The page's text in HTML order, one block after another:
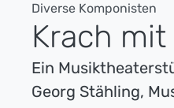
Diverse Komponisten
Krach mit
Ein
Georg Stähling,